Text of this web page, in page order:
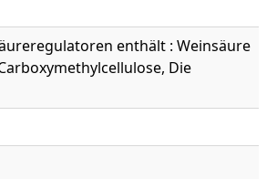
enthält : Weinsäure
Die